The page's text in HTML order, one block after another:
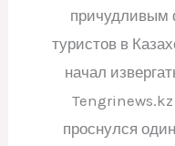
причудливым
туристов в
начал
Tengrinews.kz
проснулся